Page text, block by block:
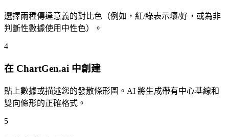
選擇兩種傳達意義的對比色（例如，紅/綠表示壞/好，或為非
判斷性數據使用中性色）。
4
在 ChartGen.ai 中創建
貼上數據或描述您的發散條形圖。AI 將生成帶有中心基線和
雙向條形的正確格式。
5